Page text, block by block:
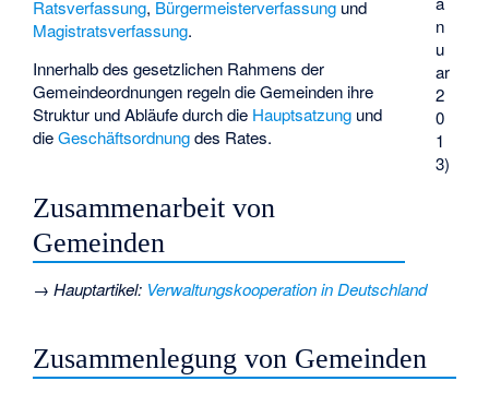
n
u
ar
2
0
1
3)
Ratsverfassung, Bürgermeisterverfassung und
Magistratsverfassung.
Innerhalb des gesetzlichen Rahmens der
Gemeindeordnungen regeln die Gemeinden ihre
Struktur und Abläufe durch die Hauptsatzung und
dieGeschäftsordnungdes Rates.
Zusammenarbeit von
Gemeinden
→Hauptartikel: Verwaltungskooperation in Deutschland
Zusammenlegung von Gemeinden